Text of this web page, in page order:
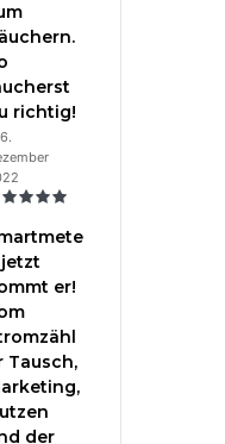
richtig!
6.
jetzt
er!
Tausch,
der